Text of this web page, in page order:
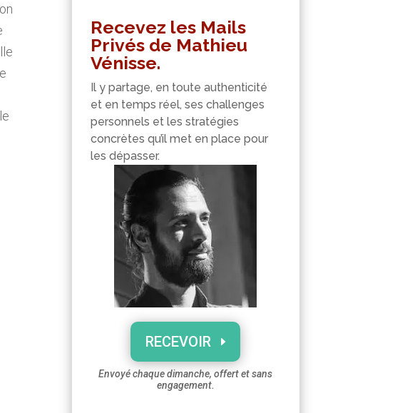
Recevez les Mails
Privés de Mathieu
Vénisse.
Il y partage, en toute authenticité
et en temps réel, ses challenges
personnels et les stratégies
concrètes qu’il met en place pour
les dépasser.
RECEVOIR
Envoyé chaque dimanche, offert et sans
engagement.